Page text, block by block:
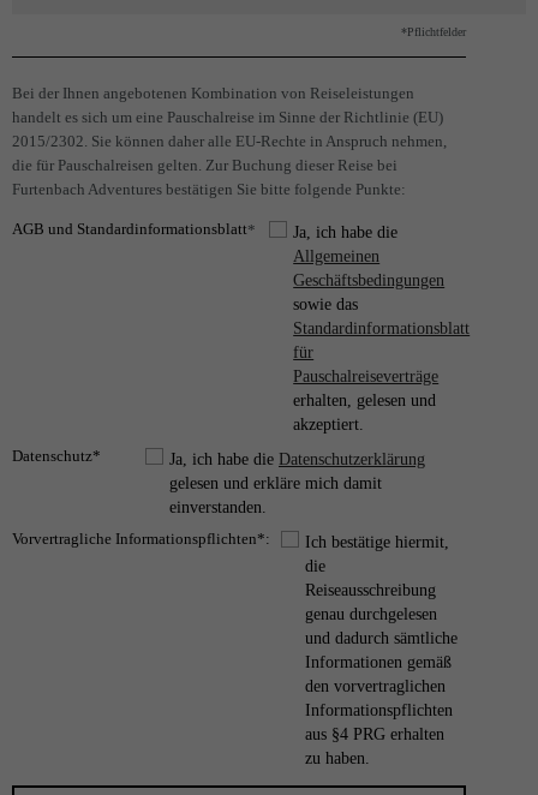
*Pflichtfelder
Bei der Ihnen angebotenen Kombination von Reiseleistungen
handelt es sich um eine Pauschalreise im Sinne der Richtlinie (EU)
2015/2302. Sie können daher alle EU-Rechte in Anspruch nehmen,
die für Pauschalreisen gelten. Zur Buchung dieser Reise bei
Furtenbach Adventures bestätigen Sie bitte folgende Punkte:
AGB und Standardinformationsblatt*
Ja, ich habe die
Allgemeinen
Geschäftsbedingungen
sowie das
Standardinformationsblatt
für
Pauschalreiseverträge
erhalten, gelesen und
akzeptiert.
Datenschutz*
Ja, ich habe die Datenschutzerklärung
gelesen und erkläre mich damit
einverstanden.
Vorvertragliche Informationspflichten*:
Ich bestätige hiermit,
die
Reiseausschreibung
genau durchgelesen
und dadurch sämtliche
Informationen gemäß
den vorvertraglichen
Informationspflichten
aus §4 PRG erhalten
zu haben.